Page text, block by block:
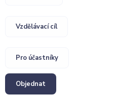
Vzdělávací cíl
Pro účastníky
Objednat